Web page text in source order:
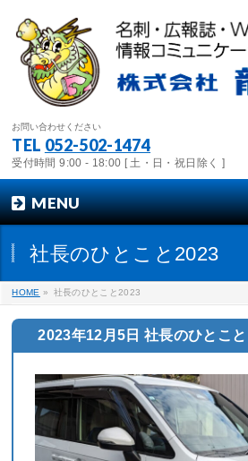
お問い合わせください
TEL 052-502-1474
受付時間 9:00 - 18:00 [ 土・日・祝日除く ]
MENU
社長のひとこと2023
HOME » 社長のひとこと2023
2023年12月5日 社長のひとこと